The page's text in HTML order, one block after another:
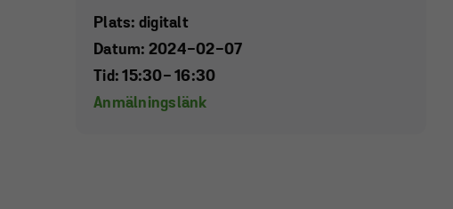
Plats: digitalt
Datum: 2024-02-07
Tid: 15:30- 16:30
Anmälningslänk